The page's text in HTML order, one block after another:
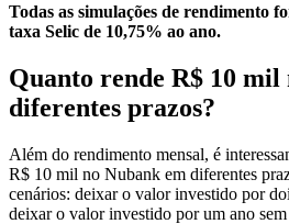
Todas as simulações de rendimento
taxa Selic de 10,75% ao ano.
Quanto rende R$ 10 mil
diferentes prazos?
Além do rendimento mensal, é
R$ 10 mil no Nubank em diferentes
cenários: deixar o valor investido por
deixar o valor investido por um ano